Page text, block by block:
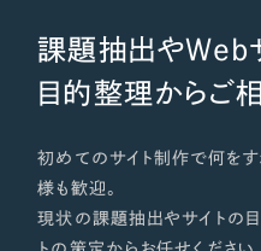
課題抽出やWeb
目的整理からご
初めてのサイト制作で何を
様も歓迎。
現状の課題抽出やサイトの目